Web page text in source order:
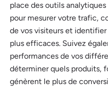
place des outils
pour mesurer votre trafic,
de vos visiteurs et
plus efficaces. Suivez
performances de vos
déterminer quels produits,
génèrent le plus de